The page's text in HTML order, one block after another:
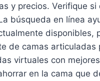
y precios. Verifique
búsqueda en línea
disponibles,
de camas
virtuales con
en la cama que